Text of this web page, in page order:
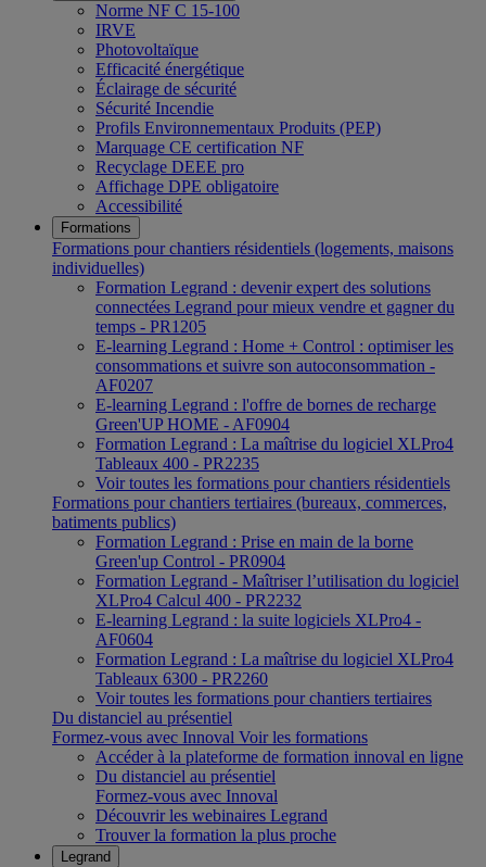
Norme NF C 15-100
IRVE
Photovoltaïque
Efficacité énergétique
Éclairage de sécurité
Sécurité Incendie
Profils Environnementaux Produits (PEP)
Marquage CE certification NF
Recyclage DEEE pro
Affichage DPE obligatoire
Accessibilité
Formations
Formations pour chantiers résidentiels (logements, maisons
individuelles)
Formation Legrand : devenir expert des solutions
connectées Legrand pour mieux vendre et gagner du
temps - PR1205
E-learning Legrand : Home + Control : optimiser les
consommations et suivre son autoconsommation -
AF0207
E-learning Legrand : l'offre de bornes de recharge
Green'UP HOME - AF0904
Formation Legrand : La maîtrise du logiciel XLPro4
Tableaux 400 - PR2235
Voir toutes les formations pour chantiers résidentiels
Formations pour chantiers tertiaires (bureaux, commerces,
batiments publics)
Formation Legrand : Prise en main de la borne
Green'up Control - PR0904
Formation Legrand - Maîtriser l’utilisation du logiciel
XLPro4 Calcul 400 - PR2232
E-learning Legrand : la suite logiciels XLPro4 -
AF0604
Formation Legrand : La maîtrise du logiciel XLPro4
Tableaux 6300 - PR2260
Voir toutes les formations pour chantiers tertiaires
Du distanciel au présentiel
Formez-vous avec Innoval Voir les formations
Accéder à la plateforme de formation innoval en ligne
Du distanciel au présentiel
Formez-vous avec Innoval
Découvrir les webinaires Legrand
Trouver la formation la plus proche
Legrand